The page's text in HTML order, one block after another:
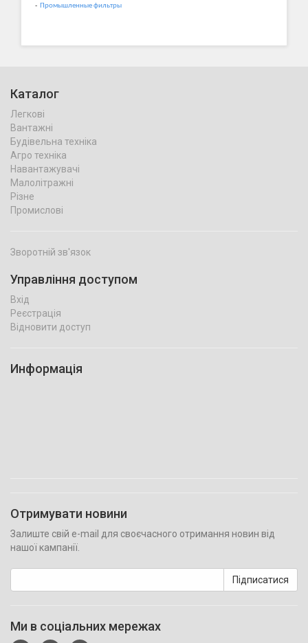
- Промышленные фильтры
Каталог
Легкові
Вантажні
Будівельна техніка
Агро техніка
Навантажувачі
Малолітражні
Різне
Промислові
Зворотній зв'язок
Управління доступом
Вхід
Реєстрація
Відновити доступ
Информація
Отримувати новини
Залиште свій e-mail для своєчасного отримання новин від
нашої кампанії.
Підписатися
Ми в соціальних мережах